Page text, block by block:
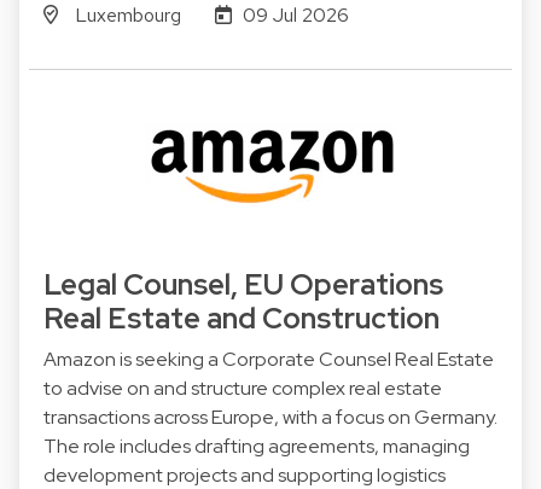
Luxembourg
09 Jul 2026
Legal Counsel, EU Operations
Real Estate and Construction
Amazon is seeking a Corporate Counsel Real Estate
to advise on and structure complex real estate
transactions across Europe, with a focus on Germany.
The role includes drafting agreements, managing
development projects and supporting logistics